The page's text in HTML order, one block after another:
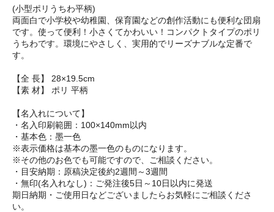
(小型ポリうちわ平柄)
両面白で小学校や幼稚園、保育園などの創作活動にも便利な団扇
です。使って便利！小さくてかわいい！コンパクトタイプのポリ
うちわです。環境にやさしく、実用的でリーズナブルな定番で
す。
【全 長】 28×19.5cm
【素 材】 ポリ 平柄
【名入れについて】
・名入印刷範囲：100×140mm以内
・基本色：墨一色
※表示価格は基本の墨一色のものになります。
※その他のお色でも可能ですので、ご相談ください。
・目安納期：原稿決定後約2週間～3週間
・無印(名入れなし)：ご発注後5日～10日以内に発送
期日納期・ご使用日などございましたらお気軽にご相談くださ
い。